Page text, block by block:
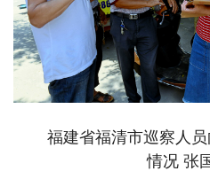
福建省福清市巡察人
情况 张